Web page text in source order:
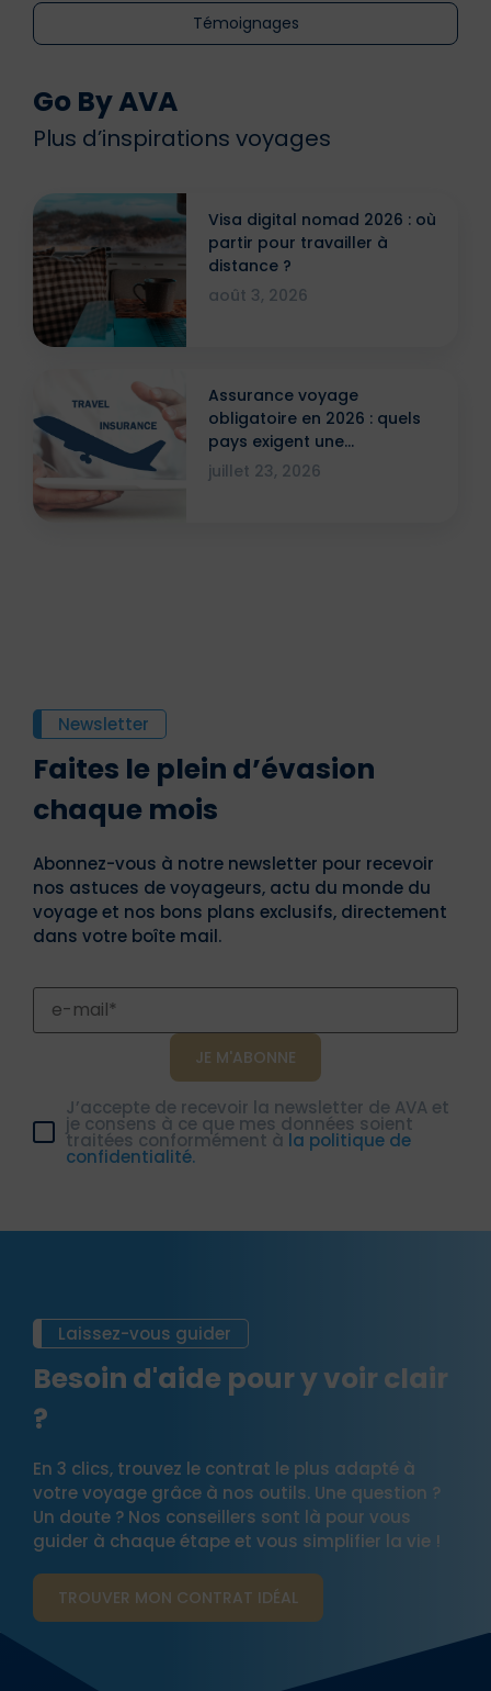
Témoignages
Go By AVA
Plus d’inspirations voyages
Visa digital nomad 2026 : où
partir pour travailler à
distance ?
août 3, 2026
Assurance voyage
obligatoire en 2026 : quels
pays exigent une
attestation ?
juillet 23, 2026
Newsletter
Faites le plein d’évasion
chaque mois
Abonnez-vous à notre newsletter pour recevoir
nos astuces de voyageurs, actu du monde du
voyage et nos bons plans exclusifs, directement
dans votre boîte mail.
J’accepte de recevoir la newsletter de AVA et
je consens à ce que mes données soient
traitées conformément à la politique de
confidentialité.
Laissez-vous guider
Besoin d'aide pour y voir clair
?
En 3 clics, trouvez le contrat le plus adapté à
votre voyage grâce à nos outils. Une question ?
Un doute ? Nos conseillers sont là pour vous
guider à chaque étape et vous simplifier la vie !
TROUVER MON CONTRAT​ IDÉAL